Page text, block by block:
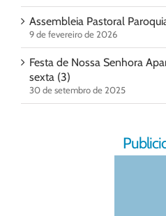
Assembleia Pastoral
9 de fevereiro de 2026
Festa de Nossa Senhora
sexta (3)
30 de setembro de 2025